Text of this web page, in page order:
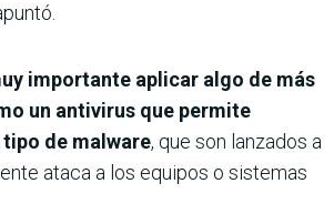
importante aplicar algo de más
un antivirus que permite
de malware, que son lanzados a
ataca a los equipos o sistemas